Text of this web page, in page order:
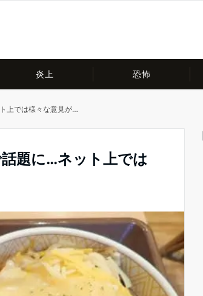
炎上 恐怖
上では様々な意見が…
題に…ネット上では